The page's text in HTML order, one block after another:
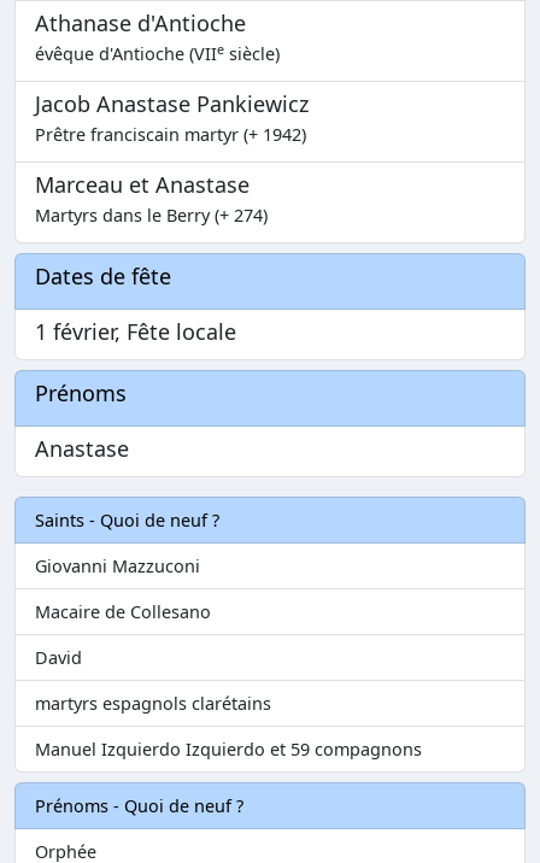
Athanase d'Antioche
évêque d'Antioche (VIIe siècle)
Jacob Anastase Pankiewicz
Prêtre franciscain martyr (+ 1942)
Marceau et Anastase
Martyrs dans le Berry (+ 274)
Dates de fête
1 février, Fête locale
Prénoms
Anastase
Saints - Quoi de neuf ?
Giovanni Mazzuconi
Macaire de Collesano
David
martyrs espagnols clarétains
Manuel Izquierdo Izquierdo et 59 compagnons
Prénoms - Quoi de neuf ?
Orphée